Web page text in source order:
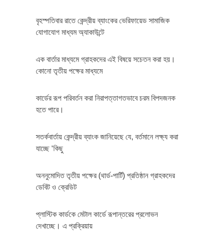
বৃহস্পতিবার রাতে কেন্দ্রীয় ব্যাংকের ভেরিফায়েড সামাজিক
যোগাযোগ মাধ্যম অ্যাকাউন্টে
এক বার্তার মাধ্যমে গ্রাহকদের এই বিষয়ে সচেতন করা হয়।
কোনো তৃতীয় পক্ষের মাধ্যমে
কার্ডের রূপ পরিবর্তন করা নিরাপত্তাগতভাবে চরম বিপদজনক
হতে পারে।
সতর্কবার্তায় কেন্দ্রীয় ব্যাংক জানিয়েছে যে, বর্তমানে লক্ষ্য করা
যাচ্ছে ‘কিছু
অননুমোদিত তৃতীয় পক্ষের (থার্ড-পার্টি) প্রতিষ্ঠান গ্রাহকদের
ডেবিট ও ক্রেডিট
প্লাস্টিক কার্ডকে মেটাল কার্ডে রূপান্তরের প্রলোভন
দেখাচ্ছে। এ প্রক্রিয়ায়